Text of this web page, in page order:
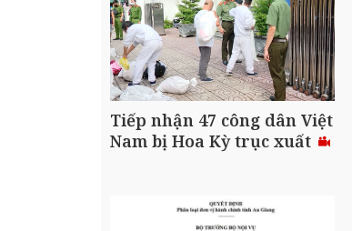
Tiếp nhận 47 công dân Việt
Nam bị Hoa Kỳ trục xuất